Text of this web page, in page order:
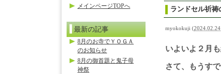
ランドセル祈
myokokuji (
いよいよ２月
さて、もうす
メインページTOPへ
最新の記事
8月のお寺でＹＯＧＡ
のお知らせ
8月の御首題と鬼子母
神祭